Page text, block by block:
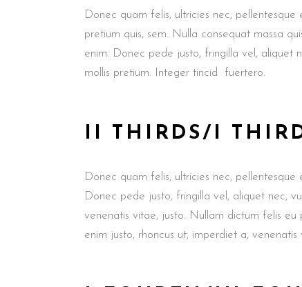
Donec quam felis, ultricies nec, pellentesque
pretium quis, sem. Nulla consequat massa
enim. Donec pede justo, fringilla vel, aliquet
mollis pretium. Integer tincid fuertero.
II THIRDS/I
Donec quam felis, ultricies nec, pellentesque
Donec pede justo, fringilla vel, aliquet nec,
venenatis vitae, justo. Nullam dictum felis
enim justo, rhoncus ut, imperdiet a,